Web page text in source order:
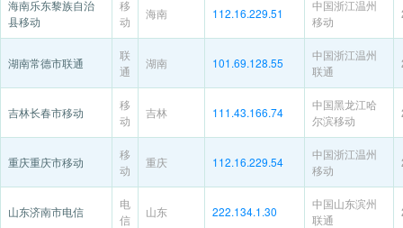
海南乐东黎族自治
县移动
移
动
海南 112.16.229.51
中国浙江温州
移动
湖南常德市联通
联
通
湖南 101.69.128.55
中国浙江温州
联通
吉林长春市移动
移
动
吉林 111.43.166.74
中国黑龙江哈
尔滨移动
重庆重庆市移动
移
动
重庆 112.16.229.54
中国浙江温州
移动
山东济南市电信
电
信
山东 222.134.1.30
中国山东滨州
联通